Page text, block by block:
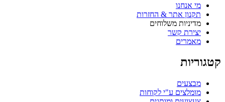
מי אנחנו
תקנון אתר & החזרות
מדיניות משלוחים
יצירת קשר
מאמרים
מבצעים
מומלצים ע"י לקוחות